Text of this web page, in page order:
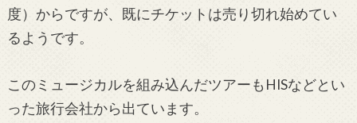
度）からですが、既にチケットは売り切れ始めてい
るようです。
このミュージカルを組み込んだツアーもHISなどとい
った旅行会社から出ています。